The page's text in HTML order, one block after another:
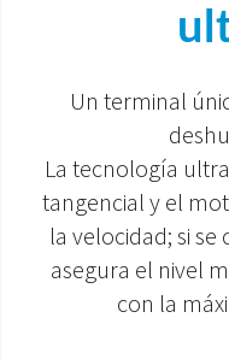
CONTACTA CON NOSOTROS
Un terminal
La tecnología
tangencial y el
la velocidad; si
asegura el nivel
con la